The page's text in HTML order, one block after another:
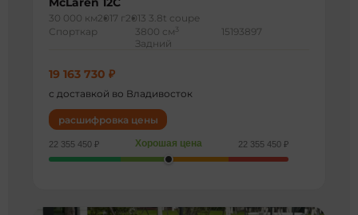
30 000 км2017 г 2013 3.8t coupe
Спорткар
3800 см 3
Задний
15193897
19 163 730 ₽
с доставкой во Владивосток
расшифровка цены
22 355 450 ₽ Хорошая цена 22 355 450 ₽